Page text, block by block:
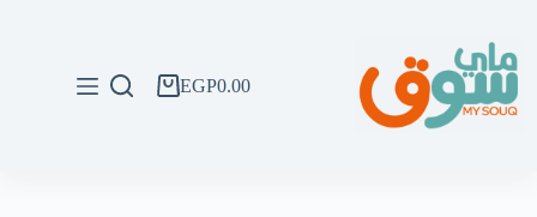
المحتوى
عربةEGP0.00